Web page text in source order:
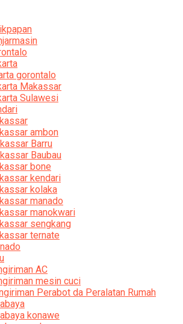
gorontalo
Makassar
Sulawesi
ambon
Barru
Baubau
bone
kendari
kolaka
manado
manokwari
sengkang
ternate
AC
mesin cuci
Perabot da Peralatan Rumah
konawe